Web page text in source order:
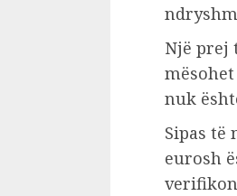
Një prej
nuk
Sipas
eurosh